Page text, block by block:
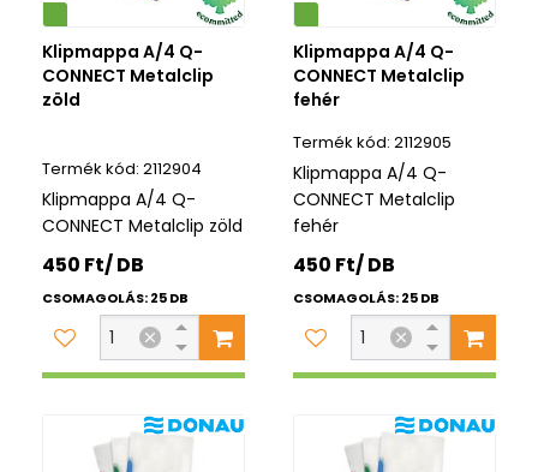
Klipmappa A/4 Q-
CONNECT Metalclip
zöld
2112904
Klipmappa A/4 Q-
CONNECT Metalclip zöld
450 Ft/ DB
CSOMAGOLÁS: 25 DB
Környezetbarát
Klipmappa A/4 Q-
CONNECT Metalclip
fehér
2112905
Klipmappa A/4 Q-
CONNECT Metalclip
fehér
450 Ft/ DB
CSOMAGOLÁS: 25 DB